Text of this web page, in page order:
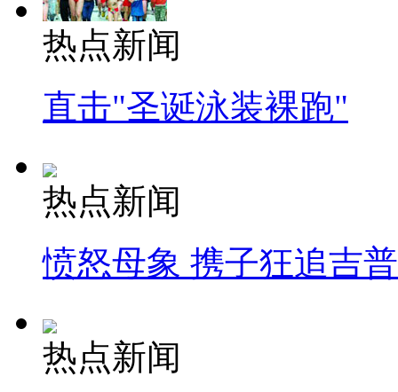
热点新闻
直击"圣诞泳装裸跑"
热点新闻
愤怒母象 携子狂追吉
热点新闻